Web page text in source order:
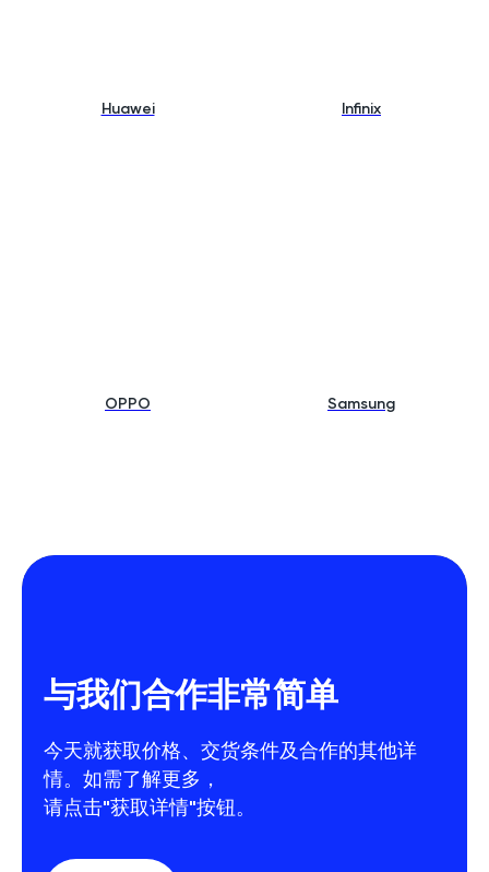
Huawei Infinix
OPPO Samsung
与我们合作非常简单
今天就获取价格、交货条件及合作的其他详
情。如需了解更多，
请点击"获取详情"按钮。